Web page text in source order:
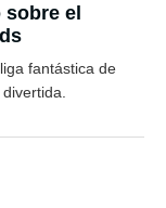
sobre el
fantástica de